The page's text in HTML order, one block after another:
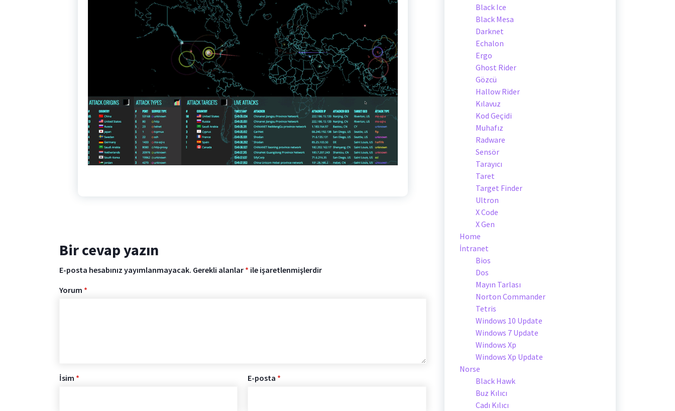
Bir cevap yazın
E-posta hesabınız yayımlanmayacak. Gerekli alanlar * ile işaretlenmişlerdir
Yorum *
İsim * E-posta *
Black Ice
Black Mesa
Darknet
Echalon
Ergo
Ghost Rider
Gözcü
Hallow Rider
Kılavuz
Kod Geçidi
Muhafız
Radware
Sensör
Tarayıcı
Taret
Target Finder
Ultron
X Code
X Gen
Home
İntranet
Bios
Dos
Mayın Tarlası
Norton Commander
Tetris
Windows 10 Update
Windows 7 Update
Windows Xp
Windows Xp Update
Norse
Black Hawk
Buz Kılıcı
Cadı Kılıcı